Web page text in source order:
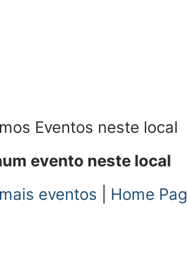
Eventos neste local
evento neste local
mais eventos Home